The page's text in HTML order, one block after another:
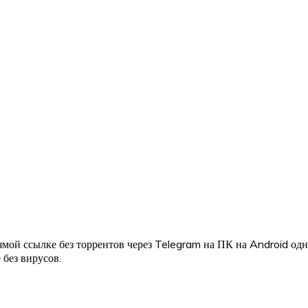
ссылке без торрентов через Telegram на ПК на Android
вирусов.